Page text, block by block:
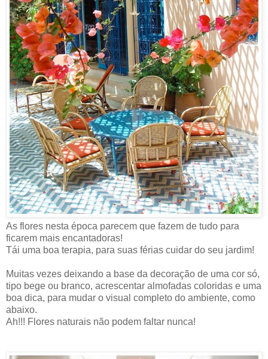
As flores nesta época parecem que fazem de tudo para
ficarem mais encantadoras!
Tái uma boa terapia, para suas férias cuidar do seu jardim!
Muitas vezes deixando a base da decoração de uma cor só,
tipo bege ou branco, acrescentar almofadas coloridas e uma
boa dica, para mudar o visual completo do ambiente, como
abaixo.
Ah!!! Flores naturais não podem faltar nunca!